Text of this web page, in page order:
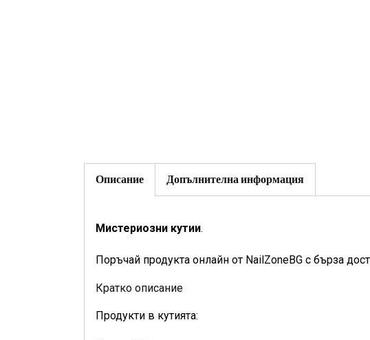
Описание Допълнителна информация
Мистериозни кутии.
Поръчай продукта онлайн от NailZoneBG с бърза
Кратко описание
Продукти в кутията: